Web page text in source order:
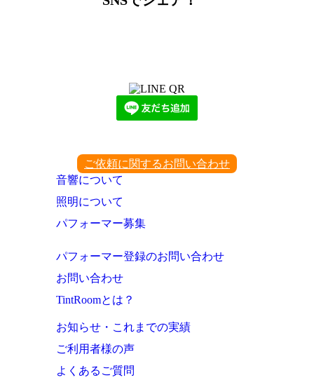
ご依頼に関するお問い合わせ
音響について
照明について
パフォーマー募集
パフォーマー登録のお問い合わせ
お問い合わせ
TintRoomとは？
お知らせ・これまでの実績
ご利用者様の声
よくあるご質問